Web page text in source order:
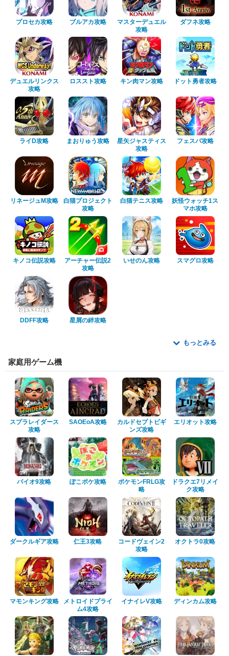
プロセカ攻略 ブルアカ攻略
マスターデュエル
攻略
ダフネ攻略
デュエルリンクス
攻略
ロススト攻略 キン肉マン攻略 ドット勇者攻略
ライD攻略 まおりゅう攻略
星矢ジャスティス
攻略
フェスバ攻略
リネージュM攻略
白猫プロジェクト
攻略
白猫テニス攻略
妖怪ウォッチ1ス
マホ攻略
キノコ伝説攻略
アーチャー伝説2
攻略
いせのん攻略 スマグロ攻略
DDFF攻略 星屑の絆攻略
もっとみる
家庭用ゲーム機
スプラレイダース
攻略
SAOEoA攻略
カルドセプトビギ
ンズ攻略
エリオット攻略
バイオ9攻略 ぽこポケ攻略
ポケモンFRLG攻
略
ドラクエ7リメイ
ク攻略
ダークルギア攻略 仁王3攻略
コードヴェイン2
攻略
オクトラ0攻略
マモンキング攻略
メトロイドプライ
ム4攻略
イナイレV攻略 ディンカム攻略